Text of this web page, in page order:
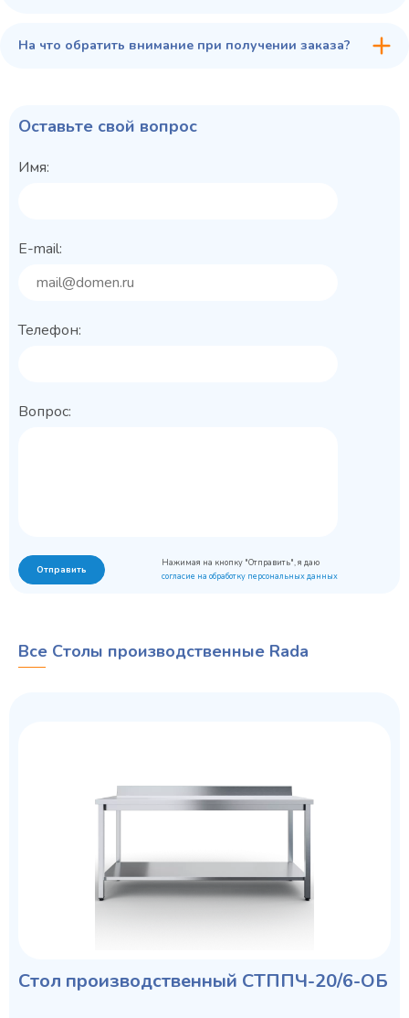
На что обратить внимание при получении заказа?
Оставьте свой вопрос
Имя:
E-mail:
Телефон:
Вопрос:
Отправить
Нажимая на кнопку "Отправить", я даю
согласие на обработку персональных данных
Все Столы производственные Rada
Стол производственный СТППЧ-20/6-ОБ